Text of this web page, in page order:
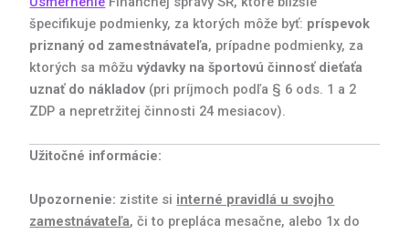
špecifikuje podmienky, za ktorých môže byť: príspevok
priznaný od zamestnávateľa, prípadne podmienky, za
ktorých sa môžuvýdavky na športovú činnosť dieťaťa
uznať do nákladov (pri príjmoch podľa § 6 ods. 1 a 2
ZDP a nepretržitej činnosti 24 mesiacov).
Užitočné informácie:
Upozornenie: zistite si interné pravidlá u svojho
zamestnávateľa, či to prepláca mesačne, alebo 1x do